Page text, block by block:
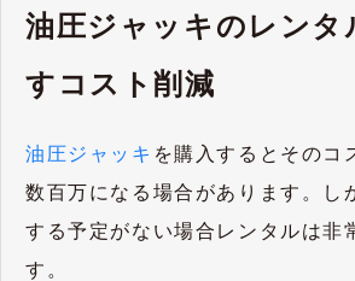
油圧ジャッキのレンタ
すコスト削減
油圧ジャッキ を購入するとそのコ
数百万になる場合があります。し
する予定がない場合レンタルは非
す。